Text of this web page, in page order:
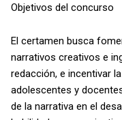
Objetivos del concurso
El certamen busca
narrativos creativos e
redacción, e incentivar
adolescentes y
de la narrativa en el